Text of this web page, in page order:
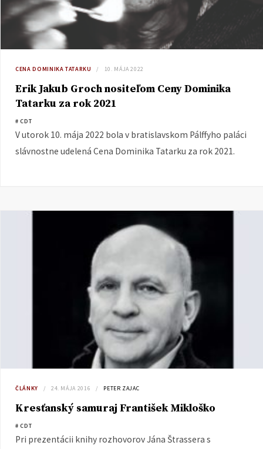
CENA DOMINIKA TATARKU 10. MÁJA 2022
Erik Jakub Groch nositeľom Ceny Dominika
Tatarku za rok 2021
# CDT
V utorok 10. mája 2022 bola v bratislavskom Pálffyho paláci
slávnostne udelená Cena Dominika Tatarku za rok 2021.
ČLÁNKY 24. MÁJA 2016 PETER ZAJAC
Kresťanský samuraj František Mikloško
# CDT
Pri prezentácii knihy rozhovorov Jána Štrassera s